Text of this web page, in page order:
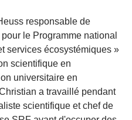
responsable de
le Programme national
services écosystémiques »
scientifique en
universitaire en
a travaillé pendant
scientifique et chef de